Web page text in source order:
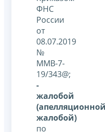
ФНС
России
от
08.07.2019
№
ММВ-7-
19/343@;
-
жалобой
(апелляционной
жалобой)
по